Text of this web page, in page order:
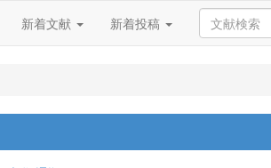
新着文献 新着投稿